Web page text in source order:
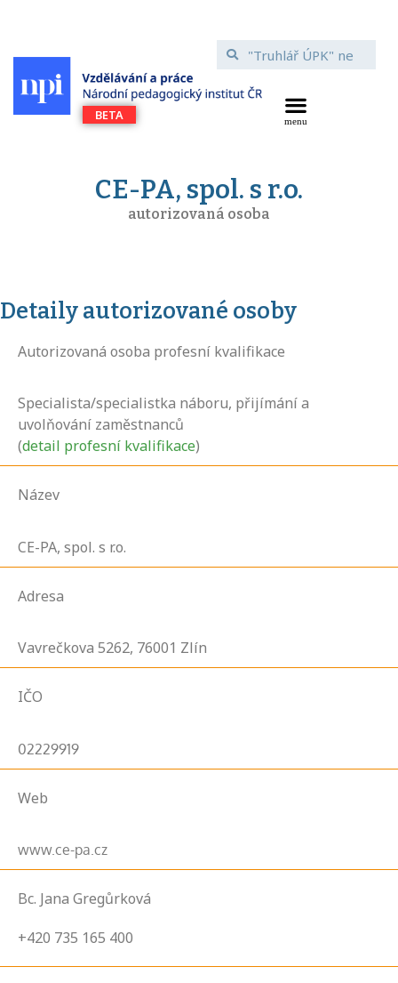
CE-PA, spol. s r.o.
autorizovaná osoba
Detaily autorizované osoby
Autorizovaná osoba profesní kvalifikace
Specialista/specialistka náboru, přijímání a
uvolňování zaměstnanců
(detail profesní kvalifikace)
Název
CE-PA, spol. s r.o.
Adresa
Vavrečkova 5262, 76001 Zlín
IČO
02229919
Web
www.ce-pa.cz
Bc. Jana Gregůrková
+420 735 165 400